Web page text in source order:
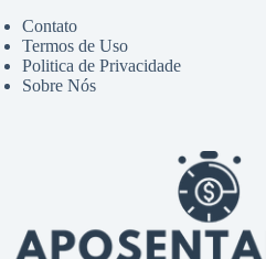
Contato
Termos de Uso
Politica de Privacidade
Sobre Nós